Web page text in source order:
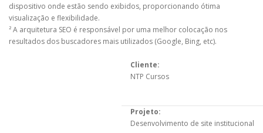
dispositivo onde estão sendo exibidos, proporcionando ótima
visualização e flexibilidade.
² A arquitetura SEO é responsável por uma melhor colocação nos
resultados dos buscadores mais utilizados (Google, Bing, etc).
Cliente:
NTP Cursos
Projeto:
Desenvolvimento de site institucional